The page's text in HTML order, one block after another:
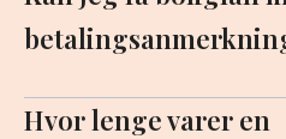
Hvor lenge varer en